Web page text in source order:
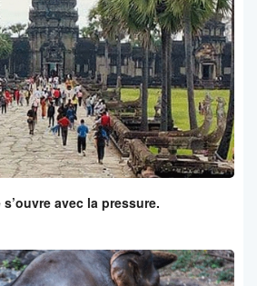
avec la pressure.